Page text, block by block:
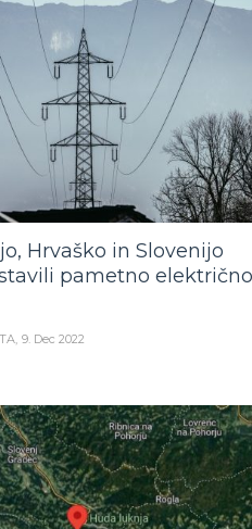
Hrvaško in Slovenijo
pametno električno
9. Dec 2022